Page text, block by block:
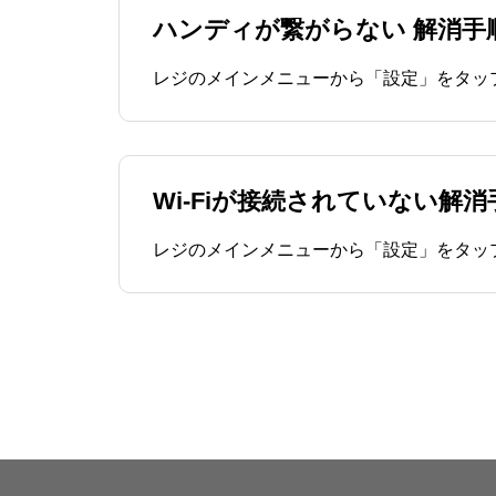
ハンディが繋がらない 解消手
Wi-Fiが接続されていない解消